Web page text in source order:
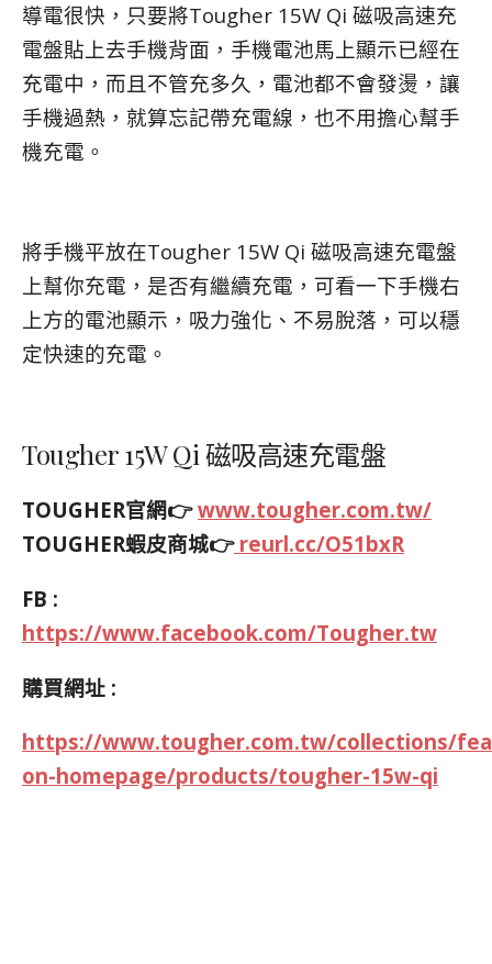
導電很快，只要將Tougher 15W Qi 磁吸高速充
電盤貼上去手機背面，手機電池馬上顯示已經在
充電中，而且不管充多久，電池都不會發燙，讓
手機過熱，就算忘記帶充電線，也不用擔心幫手
機充電。
將手機平放在Tougher 15W Qi 磁吸高速充電盤
上幫你充電，是否有繼續充電，可看一下手機右
上方的電池顯示，吸力強化、不易脫落，可以穩
定快速的充電。
Tougher 15W Qi 磁吸高速充電盤
TOUGHER官網👉www.tougher.com.tw/
TOUGHER蝦皮商城👉reurl.cc/O51bxR
FB :
https://www.facebook.com/Tougher.tw
購買網址 :
https://www.tougher.com.tw/collections/
on-homepage/products/tougher-15w-qi